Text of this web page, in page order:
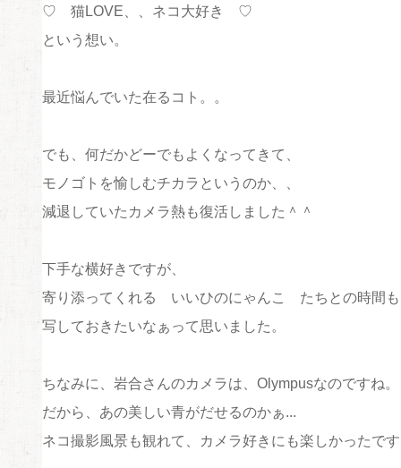
♡ 猫LOVE、、ネコ大好き ♡
という想い。
最近悩んでいた在るコト。。
でも、何だかどーでもよくなってきて、
モノゴトを愉しむチカラというのか、、
減退していたカメラ熱も復活しました＾＾
下手な横好きですが、
寄り添ってくれる いいひのにゃんこ たちとの時間
写しておきたいなぁって思いました。
ちなみに、岩合さんのカメラは、Olympusなのですね。
だから、あの美しい青がだせるのかぁ...
ネコ撮影風景も観れて、カメラ好きにも楽しかったで